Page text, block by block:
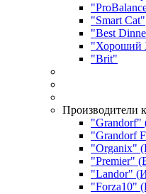
"Smart Cat"
"Best
"Хороший
"Brit"
Производители
"Grandorf"
"Grandorf
"Organix"
"Premier"
"Landor"
"Forza10"